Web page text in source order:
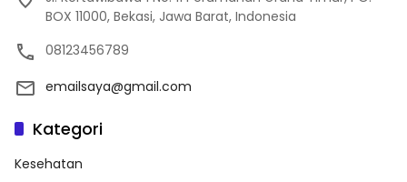
BOX 11000, Bekasi, Jawa Barat, Indonesia
08123456789
emailsaya@gmail.com
Kategori
Kesehatan